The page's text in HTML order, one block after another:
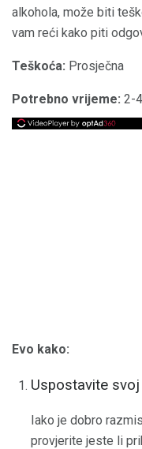
alkohola, može biti
vam reći kako piti
Teškoća: Prosječna
Potrebno vrijeme: 2-
Evo kako:
Uspostavite
Iako je dobro
provjerite jeste li